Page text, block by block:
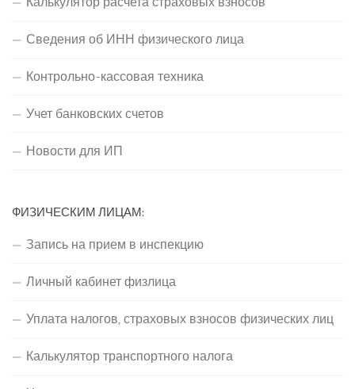
Сведения об ИНН физического лица
Контрольно-кассовая техника
Учет банковских счетов
Новости для ИП
ФИЗИЧЕСКИМ ЛИЦАМ:
Запись на прием в инспекцию
Личный кабинет физлица
Уплата налогов, страховых взносов физических лиц
Калькулятор транспортного налога